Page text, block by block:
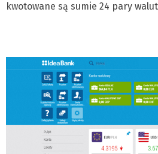
kwotowane są sumie 24 pary